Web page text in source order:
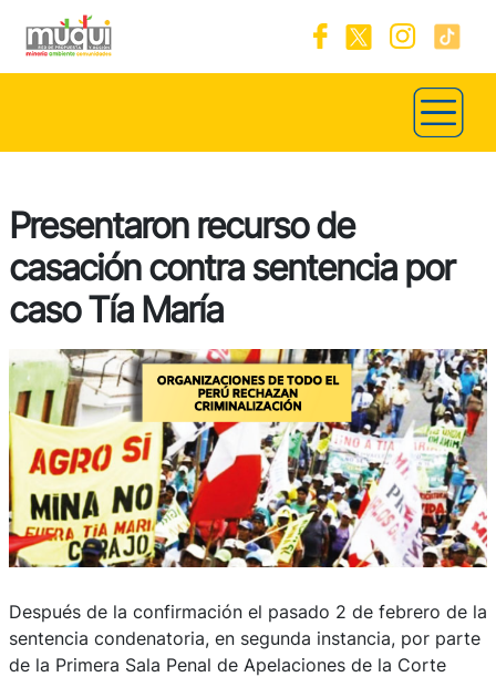
Presentaron recurso de
casación contra sentencia por
caso Tía María
Después de la confirmación el pasado 2 de febrero de la
sentencia condenatoria, en segunda instancia, por parte
de la Primera Sala Penal de Apelaciones de la Corte